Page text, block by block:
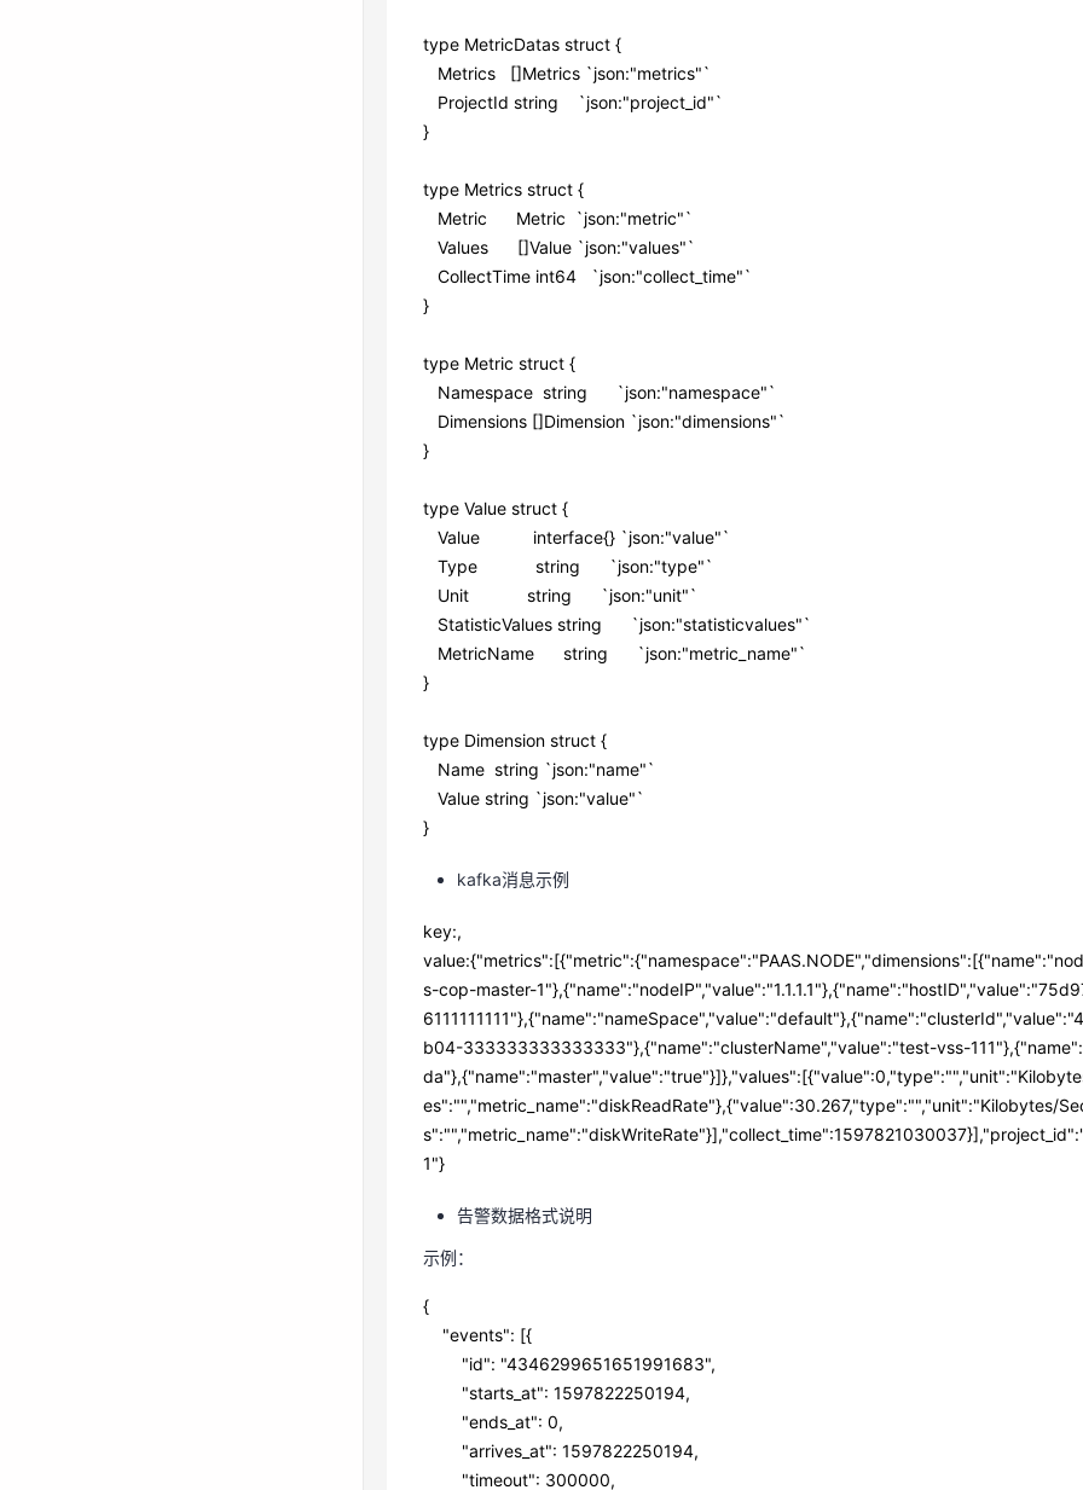
d. 选择数据发送topic后，单击“确定”。
package metric
type MetricDatas struct {
Metrics   []Metrics `json:"metrics"`
type Metrics struct {
Metric      Metric  `json:"metric"`
}
type Metric struct {
Namespace  string      `json:"namespace"`
Dimensions []Dimension `json:"dimensions"`
}
Value           interface{} `json:"value"`
Type            string      `json:"type"`
Unit            string      `json:"unit"`
}
type Dimension struct {
Name  string `json:"name"`
Value string `json:"value"`
}
kafka消息示例
key:,
value:{"metrics":[{"metric":{"namespace":"PAAS.NODE","dimensions":[{"name":"nodeNam
ID","value":"75d97111-4734-4c6c-ae9e-
lt"},{"name":"clusterId","value":"46a7bc0d-1d8b-11ea-9b04-
t":"Kilobytes/
ime":1597821030037}],"project_id":"111111111111111111111"}
告警数据格式说明
示例：
type MetricDatas struct {
Metrics []Metrics `json:"metrics"`
ProjectId string `json:"project_id"`
}
type Metrics struct {
Metric Metric `json:"metric"`
Values []Value `json:"values"`
CollectTime int64 `json:"collect_time"`
}
type Metric struct {
Namespace string `json:"namespace"`
Dimensions []Dimension `json:"dimensions"`
}
type Value struct {
Value interface{} `json:"value"`
Type string `json:"type"`
Unit string `json:"unit"`
StatisticValues string `json:"statisticvalues"`
MetricName string `json:"metric_name"`
}
type Dimension struct {
Name string `json:"name"`
Value string `json:"value"`
}
kafka消息示例
key:,
s-cop-master-
b04-333333333333333"},{"name":"clusterName","value":"test-vss-
es":"","metric_name":"diskReadRate"},{"value":30.267,"type":"","unit":"Kilobytes/
1"}
告警数据格式说明
示例：
{
"events": [{
"id": "4346299651651991683",
"starts_at": 1597822250194,
"ends_at": 0,
"arrives_at": 1597822250194,
"timeout": 300000,